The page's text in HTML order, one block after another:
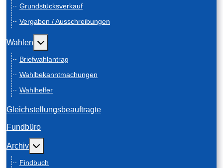
Grundstücksverkauf
Vergaben / Ausschreibungen
Wahlen Weitere Informationen: Wahlen
Briefwahlantrag
Wahlbekanntmachungen
Wahlhelfer
Gleichstellungsbeauftragte
Fundbüro
Archiv Weitere Informationen: Archiv
Findbuch